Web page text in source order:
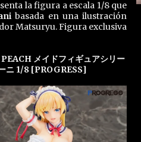
la figura a escala 1/8 que
basada en una ilustración
Matsuryu. Figura exclusiva
メイドフィギュアシリー
ニ 1/8 [PROGRESS]